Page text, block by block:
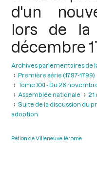
d'un
lors de la
décembre
Archives parlementaires de
Première série (1787-1799)
Tome XXI - Du 26
Assemblée nationale
21
Suite de la discussion du
adoption
Pétion de Villeneuve Jérome